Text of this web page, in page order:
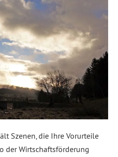
Szenen, die Ihre Vorurteile
der Wirtschaftsförderung